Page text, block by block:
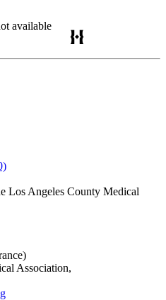
available
Los Angeles County Medical
Association,